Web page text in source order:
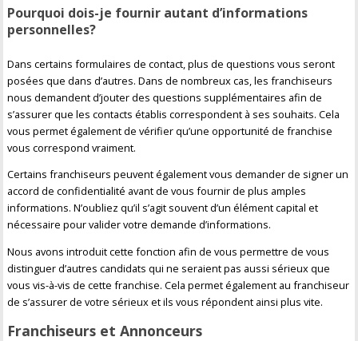
Pourquoi dois-je fournir autant d’informations
personnelles?
Dans certains formulaires de contact, plus de questions vous seront
posées que dans d’autres. Dans de nombreux cas, les franchiseurs
nous demandent d’jouter des questions supplémentaires afin de
s’assurer que les contacts établis correspondent à ses souhaits. Cela
vous permet également de vérifier qu’une opportunité de franchise
vous correspond vraiment.
Certains franchiseurs peuvent également vous demander de signer un
accord de confidentialité avant de vous fournir de plus amples
informations. N’oubliez qu’il s’agit souvent d’un élément capital et
nécessaire pour valider votre demande d’informations.
Nous avons introduit cette fonction afin de vous permettre de vous
distinguer d’autres candidats qui ne seraient pas aussi sérieux que
vous vis-à-vis de cette franchise. Cela permet également au franchiseur
de s’assurer de votre sérieux et ils vous répondent ainsi plus vite.
Franchiseurs et Annonceurs